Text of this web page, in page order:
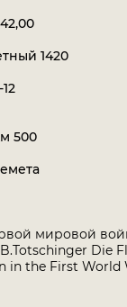
1420
500
мировой
Die
in the First World